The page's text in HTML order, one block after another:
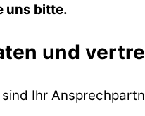
uns bitte.
und
Ihr